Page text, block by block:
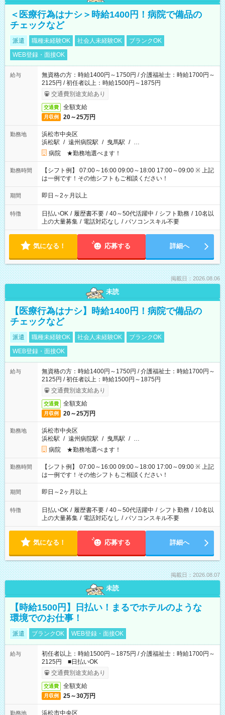
＜医療行為はナシ＞時給1400円！病院で備品の
チェックなど
派遣 職種未経験OK 社会人未経験OK
ブランクOK
WEB登録・面接OK
給与
無資格の方：時給1400円～1750円 / 介護福祉士：時給1700円～
2125円 / 初任者以上：時給1500円～1875円
交通費別途支給あり
交通費 全額支給
月収例 20～25万円
勤務地
浜松市中央区
浜松駅 / 遠州病院駅 / 曳馬駅 / …
病院 ★勤務地選べます！
勤務時間
【シフト例】 07:00～16:00 09:00～18:00 17:00～09:00 ※ 上記
は一例です！その他シフトもご相談ください！
期間 即日～2ヶ月以上
特徴 日払いOK / 履歴書不要 / 40～50代活躍中 / シフト勤務 / 10名以
上の大量募集 / 電話対応なし / パソコンスキル不要
気になる！ 応募する 詳細へ
掲載日：2026.08.06
未読
【医療行為はナシ】時給1400円！病院で備品の
チェックなど
派遣 職種未経験OK 社会人未経験OK
ブランクOK
WEB登録・面接OK
給与
無資格の方：時給1400円～1750円 / 介護福祉士：時給1700円～
2125円 / 初任者以上：時給1500円～1875円
交通費別途支給あり
交通費 全額支給
月収例 20～25万円
勤務地
浜松市中央区
浜松駅 / 遠州病院駅 / 曳馬駅 / …
病院 ★勤務地選べます！
勤務時間
【シフト例】 07:00～16:00 09:00～18:00 17:00～09:00 ※ 上記
は一例です！その他シフトもご相談ください！
期間 即日～2ヶ月以上
特徴 日払いOK / 履歴書不要 / 40～50代活躍中 / シフト勤務 / 10名以
上の大量募集 / 電話対応なし / パソコンスキル不要
気になる！ 応募する 詳細へ
掲載日：2026.08.07
未読
【時給1500円】日払い！まるでホテルのような
環境でのお仕事！
派遣 ブランクOK WEB登録・面接OK
給与
初任者以上：時給1500円～1875円 / 介護福祉士：時給1700円～
2125円 ■日払いOK
交通費別途支給あり
交通費 全額支給
月収例 25～30万円
勤務地 浜松市中央区